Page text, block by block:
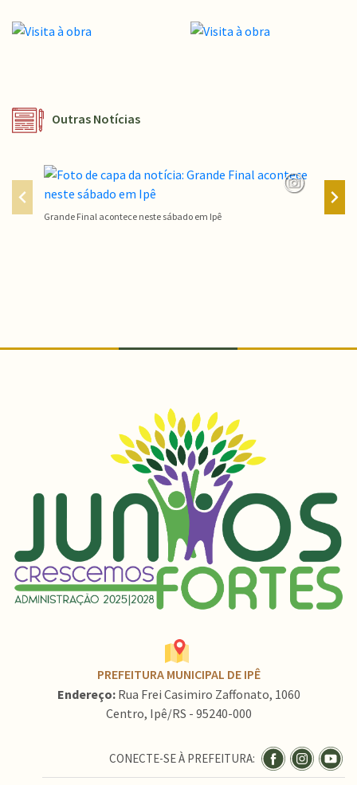
Outras Notícias
Grande Final acontece neste sábado em Ipê
PREFEITURA MUNICIPAL DE IPÊ
Endereço: Rua Frei Casimiro Zaffonato, 1060
Centro, Ipê/RS - 95240-000
CONECTE-SE À PREFEITURA: